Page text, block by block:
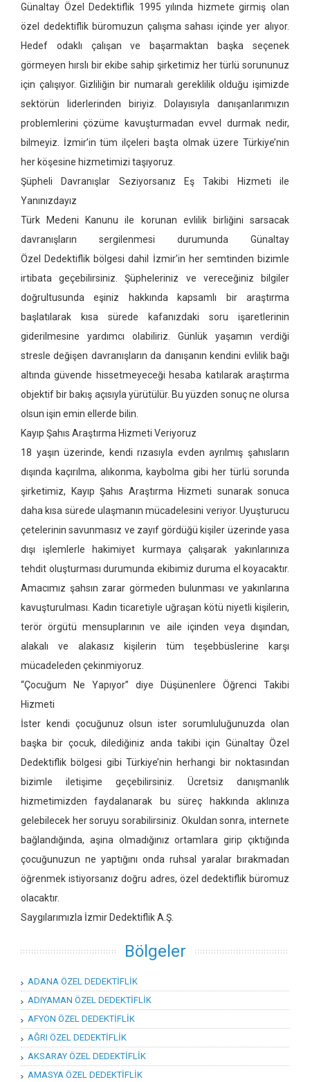
Günaltay Özel Dedektiflik 1995 yılında hizmete girmiş olan
özel dedektiflik büromuzun çalışma sahası içinde yer alıyor.
Hedef odaklı çalışan ve başarmaktan başka seçenek
görmeyen hırslı bir ekibe sahip şirketimiz her türlü sorununuz
için çalışıyor. Gizliliğin bir numaralı gereklilik olduğu işimizde
sektörün liderlerinden biriyiz. Dolayısıyla danışanlarımızın
problemlerini çözüme kavuşturmadan evvel durmak nedir,
bilmeyiz. İzmir’in tüm ilçeleri başta olmak üzere Türkiye’nin
her köşesine hizmetimizi taşıyoruz.
Şüpheli Davranışlar Seziyorsanız Eş Takibi Hizmeti ile
Yanınızdayız
Türk Medeni Kanunu ile korunan evlilik birliğini sarsacak
davranışların sergilenmesi durumunda Günaltay
Özel Dedektiflik bölgesi dahil İzmir’in her semtinden bizimle
irtibata geçebilirsiniz. Şüpheleriniz ve vereceğiniz bilgiler
doğrultusunda eşiniz hakkında kapsamlı bir araştırma
başlatılarak kısa sürede kafanızdaki soru işaretlerinin
giderilmesine yardımcı olabiliriz. Günlük yaşamın verdiği
stresle değişen davranışların da danışanın kendini evlilik bağı
altında güvende hissetmeyeceği hesaba katılarak araştırma
objektif bir bakış açısıyla yürütülür. Bu yüzden sonuç ne olursa
olsun işin emin ellerde bilin.
Kayıp Şahıs Araştırma Hizmeti Veriyoruz
18 yaşın üzerinde, kendi rızasıyla evden ayrılmış şahısların
dışında kaçırılma, alıkonma, kaybolma gibi her türlü sorunda
şirketimiz, Kayıp Şahıs Araştırma Hizmeti sunarak sonuca
daha kısa sürede ulaşmanın mücadelesini veriyor. Uyuşturucu
çetelerinin savunmasız ve zayıf gördüğü kişiler üzerinde yasa
dışı işlemlerle hakimiyet kurmaya çalışarak yakınlarınıza
tehdit oluşturması durumunda ekibimiz duruma el koyacaktır.
Amacımız şahsın zarar görmeden bulunması ve yakınlarına
kavuşturulması. Kadın ticaretiyle uğraşan kötü niyetli kişilerin,
terör örgütü mensuplarının ve aile içinden veya dışından,
alakalı ve alakasız kişilerin tüm teşebbüslerine karşı
mücadeleden çekinmiyoruz.
“Çocuğum Ne Yapıyor” diye Düşünenlere Öğrenci Takibi
Hizmeti
İster kendi çocuğunuz olsun ister sorumluluğunuzda olan
başka bir çocuk, dilediğiniz anda takibi için Günaltay Özel
Dedektiflik bölgesi gibi Türkiye’nin herhangi bir noktasından
bizimle iletişime geçebilirsiniz. Ücretsiz danışmanlık
hizmetimizden faydalanarak bu süreç hakkında aklınıza
gelebilecek her soruyu sorabilirsiniz. Okuldan sonra, internete
bağlandığında, aşina olmadığınız ortamlara girip çıktığında
çocuğunuzun ne yaptığını onda ruhsal yaralar bırakmadan
öğrenmek istiyorsanız doğru adres, özel dedektiflik büromuz
olacaktır.
Saygılarımızla İzmir Dedektiflik A.Ş.
Bölgeler
ADANA ÖZEL DEDEKTİFLİK
ADIYAMAN ÖZEL DEDEKTİFLİK
AFYON ÖZEL DEDEKTİFLİK
AĞRI ÖZEL DEDEKTİFLİK
AKSARAY ÖZEL DEDEKTİFLİK
AMASYA ÖZEL DEDEKTİFLİK